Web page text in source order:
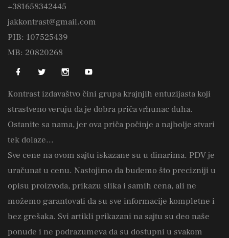
+381658342445
jakkontrast@gmail.com
PIB: 107525439
MB: 20820268
Kontrast izdavaštvo čini grupa krajnjih entuzijasta koji
strastveno veruju da je dobra priča vrhunac duha.
Ostanite sa nama, jer ova priča počinje a najbolje stvari
tek dolaze...
Sve cene na ovom sajtu iskazane su u dinarima. PDV je
uračunat u cenu. Nastojimo da budemo što precizniji u
opisu proizvoda, prikazu slika i samih cena, ali ne
možemo garantovati da su sve informacije kompletne i
bez grešaka. Svi artikli prikazani na sajtu su deo naše
ponude i ne podrazumeva da su dostupni u svakom